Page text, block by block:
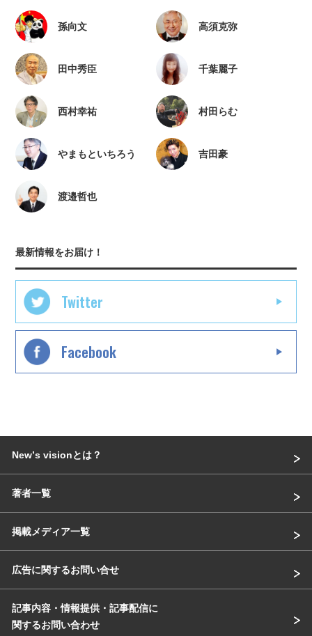
孫向文 高須克弥
田中秀臣 千葉麗子
西村幸祐 村田らむ
やまもといちろう 吉田豪
渡邉哲也
最新情報をお届け！
Twitter
Facebook
Newʼs visionとは？
著者一覧
掲載メディア一覧
広告に関するお問い合せ
記事内容・情報提供・記事配信に
関するお問い合わせ